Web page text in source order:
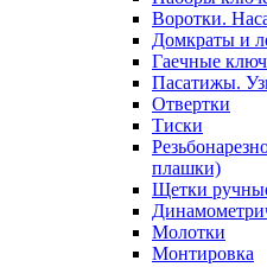
Воротки.
Домкраты и
Гаечные
Пасатижы.
Отвертки
Тиски
плашки)
Щетки
Молотки
Монтировка